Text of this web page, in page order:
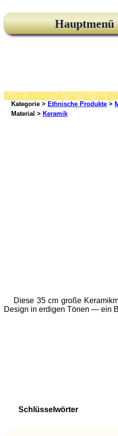
Hauptmenü
Kategorie > Ethnische Produkte >
Material > Keramik
Diese 35 cm große
Design in erdigen Tönen — ein
Schlüsselwörter